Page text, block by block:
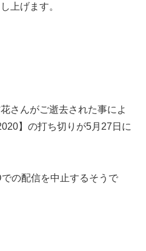
上げます。
さんがご逝去された事によ
】の打ち切りが5月27日に
の配信を中止するそうで